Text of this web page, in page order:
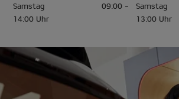
Samstag
09:00 -
14:00 Uhr
Samstag
13:00 Uhr